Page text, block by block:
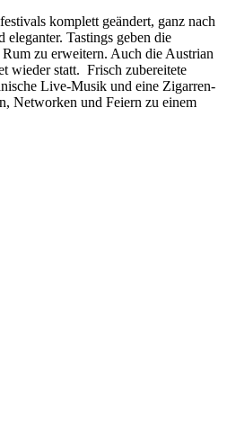
komplett geändert, ganz nach
Tastings geben die
zu erweitern. Auch die Austrian
wieder statt. Frisch zubereitete
Live-Musik und eine Zigarren-
Networken und Feiern zu einem